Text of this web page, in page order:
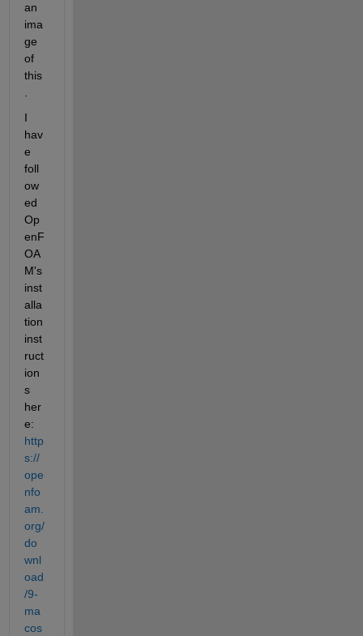
an
ima
ge
of
this
I
hav
e
foll
ow
ed
Op
enF
OA
M's
inst
alla
tion
inst
ruct
ion
s
her
e:
http
s://
ope
nfo
am.
org/
do
wnl
oad
/9-
ma
cos